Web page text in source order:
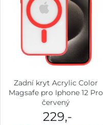
Zadní kryt Acrylic Color
Magsafe pro Iphone 12 Pro
červený
229,-